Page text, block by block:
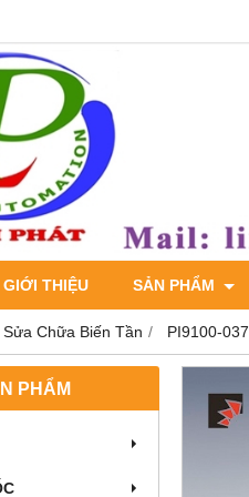
GIỚI THIỆU SẢN PHẨM
Sửa Chữa Biến Tần PI9100-
PHẨM